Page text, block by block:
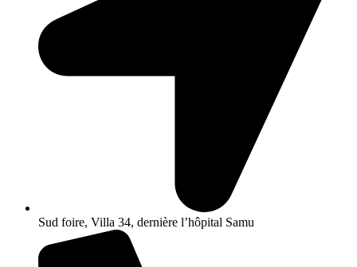
Sud foire, Villa 34, dernière l’hôpital Samu